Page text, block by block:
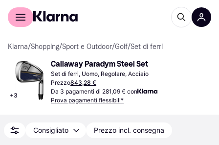
Per il tuo shopping
Klarna/Shopping/Sport e Outdoor/Golf/Set di ferri
+3
Callaway Paradym Steel Set
Set di ferri, Uomo, Regolare, Acciaio
Prezzo843,28 €
Da 3 pagamenti di 281,09 € con
Prova pagamenti flessibili*
Consigliato Prezzo incl. consegna